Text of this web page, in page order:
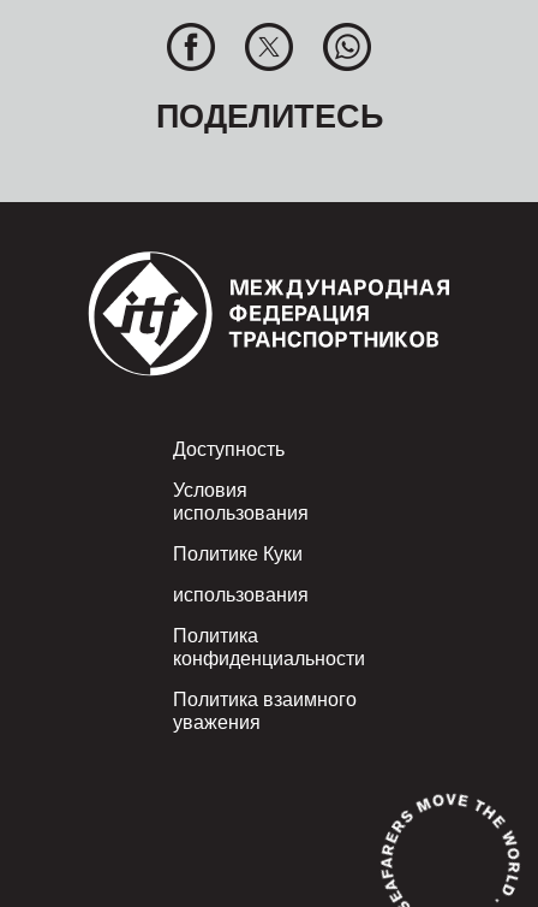
ПОДЕЛИТЕСЬ
Footer
Доступность
Условия
использования
Политике Куки
использования
Политика
конфиденциальности
Политика взаимного
уважения